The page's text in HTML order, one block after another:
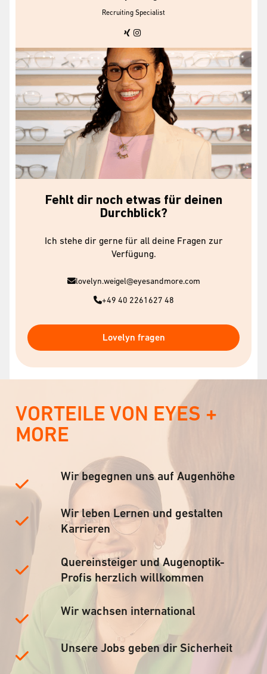
Recruiting Specialist
Fehlt dir noch etwas für deinen
Durchblick?
Ich stehe dir gerne für all deine Fragen zur
Verfügung.
lovelyn.weigel@eyesandmore.com
+49 40 2261627 48
Lovelyn fragen
VORTEILE VON EYES +
MORE
Wir begegnen uns auf Augenhöhe
Wir leben Lernen und gestalten
Karrieren
Quereinsteiger und Augenoptik-
Profis herzlich willkommen
Wir wachsen international
Unsere Jobs geben dir Sicherheit